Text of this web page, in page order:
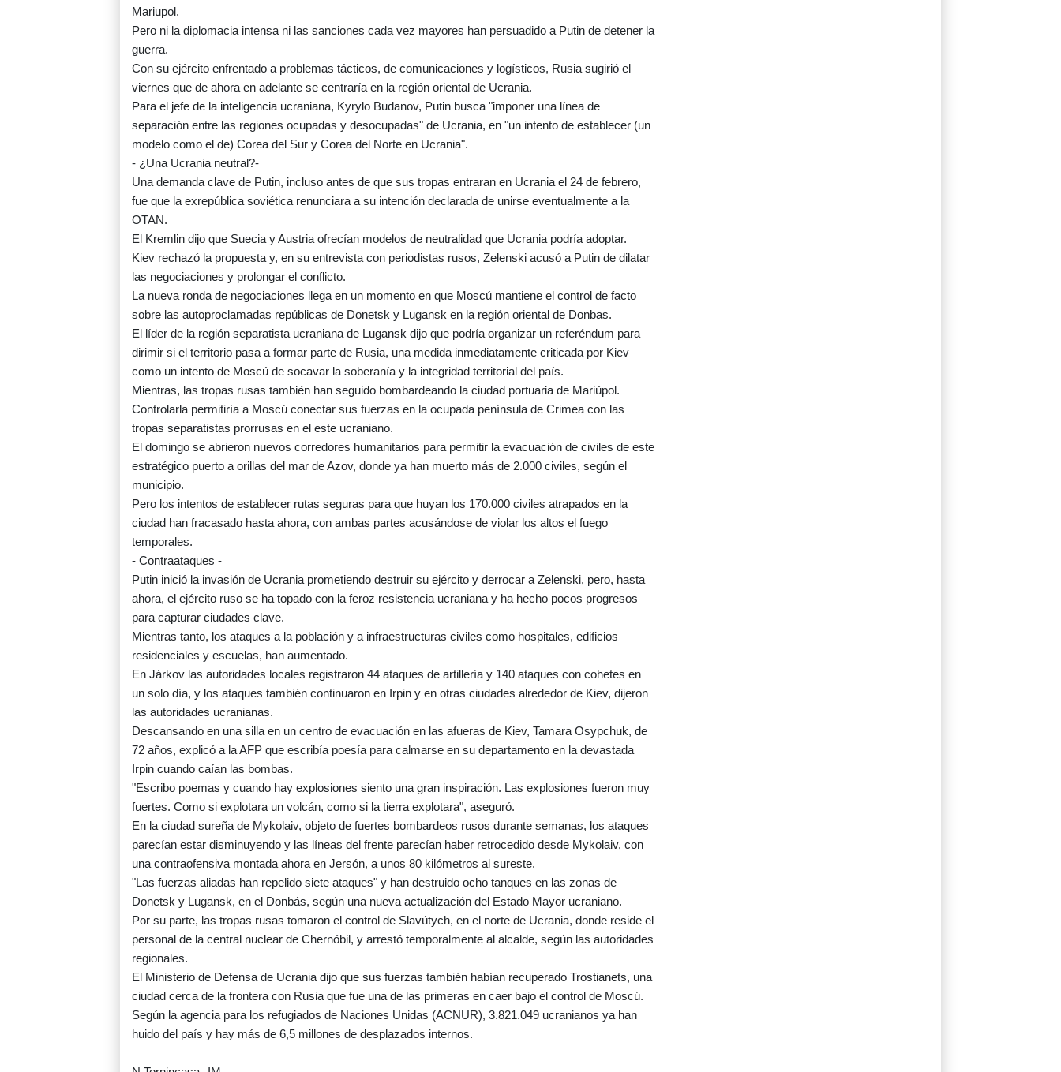
Mariupol.
Pero ni la diplomacia intensa ni las sanciones cada vez mayores han persuadido a Putin de detener la
guerra.
Con su ejército enfrentado a problemas tácticos, de comunicaciones y logísticos, Rusia sugirió el
viernes que de ahora en adelante se centraría en la región oriental de Ucrania.
Para el jefe de la inteligencia ucraniana, Kyrylo Budanov, Putin busca "imponer una línea de
separación entre las regiones ocupadas y desocupadas" de Ucrania, en "un intento de establecer (un
modelo como el de) Corea del Sur y Corea del Norte en Ucrania".
- ¿Una Ucrania neutral?-
Una demanda clave de Putin, incluso antes de que sus tropas entraran en Ucrania el 24 de febrero,
fue que la exrepública soviética renunciara a su intención declarada de unirse eventualmente a la
OTAN.
El Kremlin dijo que Suecia y Austria ofrecían modelos de neutralidad que Ucrania podría adoptar.
Kiev rechazó la propuesta y, en su entrevista con periodistas rusos, Zelenski acusó a Putin de dilatar
las negociaciones y prolongar el conflicto.
La nueva ronda de negociaciones llega en un momento en que Moscú mantiene el control de facto
sobre las autoproclamadas repúblicas de Donetsk y Lugansk en la región oriental de Donbas.
El líder de la región separatista ucraniana de Lugansk dijo que podría organizar un referéndum para
dirimir si el territorio pasa a formar parte de Rusia, una medida inmediatamente criticada por Kiev
como un intento de Moscú de socavar la soberanía y la integridad territorial del país.
Mientras, las tropas rusas también han seguido bombardeando la ciudad portuaria de Mariúpol.
Controlarla permitiría a Moscú conectar sus fuerzas en la ocupada península de Crimea con las
tropas separatistas prorrusas en el este ucraniano.
El domingo se abrieron nuevos corredores humanitarios para permitir la evacuación de civiles de este
estratégico puerto a orillas del mar de Azov, donde ya han muerto más de 2.000 civiles, según el
municipio.
Pero los intentos de establecer rutas seguras para que huyan los 170.000 civiles atrapados en la
ciudad han fracasado hasta ahora, con ambas partes acusándose de violar los altos el fuego
temporales.
- Contraataques -
Putin inició la invasión de Ucrania prometiendo destruir su ejército y derrocar a Zelenski, pero, hasta
ahora, el ejército ruso se ha topado con la feroz resistencia ucraniana y ha hecho pocos progresos
para capturar ciudades clave.
Mientras tanto, los ataques a la población y a infraestructuras civiles como hospitales, edificios
residenciales y escuelas, han aumentado.
En Járkov las autoridades locales registraron 44 ataques de artillería y 140 ataques con cohetes en
un solo día, y los ataques también continuaron en Irpin y en otras ciudades alrededor de Kiev, dijeron
las autoridades ucranianas.
Descansando en una silla en un centro de evacuación en las afueras de Kiev, Tamara Osypchuk, de
72 años, explicó a la AFP que escribía poesía para calmarse en su departamento en la devastada
Irpin cuando caían las bombas.
"Escribo poemas y cuando hay explosiones siento una gran inspiración. Las explosiones fueron muy
fuertes. Como si explotara un volcán, como si la tierra explotara", aseguró.
En la ciudad sureña de Mykolaiv, objeto de fuertes bombardeos rusos durante semanas, los ataques
parecían estar disminuyendo y las líneas del frente parecían haber retrocedido desde Mykolaiv, con
una contraofensiva montada ahora en Jersón, a unos 80 kilómetros al sureste.
"Las fuerzas aliadas han repelido siete ataques" y han destruido ocho tanques en las zonas de
Donetsk y Lugansk, en el Donbás, según una nueva actualización del Estado Mayor ucraniano.
Por su parte, las tropas rusas tomaron el control de Slavútych, en el norte de Ucrania, donde reside el
personal de la central nuclear de Chernóbil, y arrestó temporalmente al alcalde, según las autoridades
regionales.
El Ministerio de Defensa de Ucrania dijo que sus fuerzas también habían recuperado Trostianets, una
ciudad cerca de la frontera con Rusia que fue una de las primeras en caer bajo el control de Moscú.
Según la agencia para los refugiados de Naciones Unidas (ACNUR), 3.821.049 ucranianos ya han
huido del país y hay más de 6,5 millones de desplazados internos.